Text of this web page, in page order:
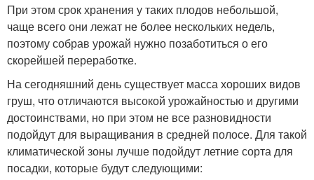
При этом срок хранения у таких плодов небольшой,
чаще всего они лежат не более нескольких недель,
поэтому собрав урожай нужно позаботиться о его
скорейшей переработке.
На сегодняшний день существует масса хороших видов
груш, что отличаются высокой урожайностью и другими
достоинствами, но при этом не все разновидности
подойдут для выращивания в средней полосе. Для такой
климатической зоны лучше подойдут летние сорта для
посадки, которые будут следующими: